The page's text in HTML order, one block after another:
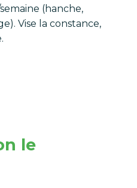
semaine (hanche,
Vise la constance,
le